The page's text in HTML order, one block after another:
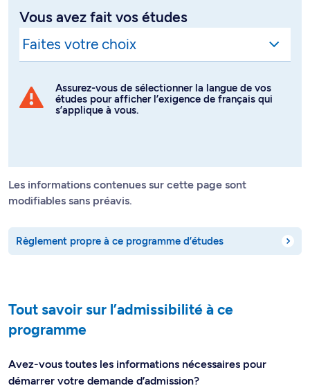
Vous avez fait vos études
Assurez-vous de sélectionner la langue de vos
études pour afficher l’exigence de français qui
s’applique à vous.
Les informations contenues sur cette page sont
modifiables sans préavis.
Règlement propre à ce programme d’études
Tout savoir sur l’admissibilité à ce
programme
Avez-vous toutes les informations nécessaires pour
démarrer votre demande d’admission?